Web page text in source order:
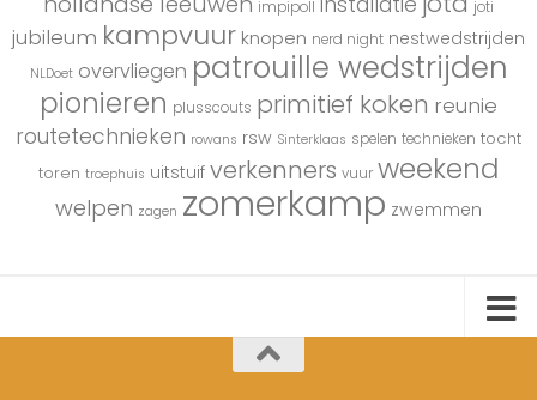
impipoll joti
jubileum kampvuur knopen nerd night nestwedstrijden
NLDoet overvliegen patrouille wedstrijden
pionieren plusscouts primitief koken reunie
routetechnieken rowans rsw Sinterklaas spelen technieken tocht
toren troephuis uitstuif verkenners vuur weekend
welpen zagen zomerkamp zwemmen